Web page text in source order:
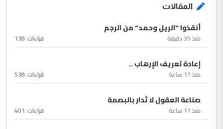
المقالات
أنقذوا "الريل وحمد" من الرجم
منذ 35 دقيقة قراءات :138
إعادة تعريف الإرهاب ..
منذ 17 ساعة قراءات :538
صناعة العقول لا تُدار بالبصمة
منذ 17 ساعة قراءات :401